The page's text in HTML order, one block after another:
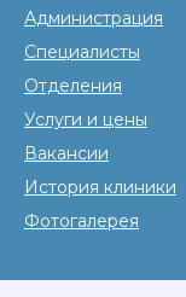
Администрация
Специалисты
Отделения
Услуги и цены
Вакансии
История клиники
Фотогалерея